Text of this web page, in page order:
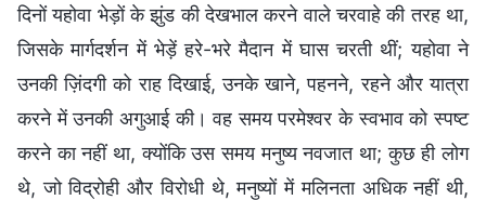
दिनों यहोवा भेड़ों के झुंड की देखभाल करने वाले चरवाहे की तरह था,
जिसके मार्गदर्शन में भेड़ें हरे-भरे मैदान में घास चरती थीं; यहोवा ने
उनकी ज़िंदगी को राह दिखाई, उनके खाने, पहनने, रहने और यात्रा
करने में उनकी अगुआई की। वह समय परमेश्वर के स्वभाव को स्पष्ट
करने का नहीं था, क्योंकि उस समय मनुष्य नवजात था; कुछ ही लोग
थे, जो विद्रोही और विरोधी थे, मनुष्यों में मलिनता अधिक नहीं थी,